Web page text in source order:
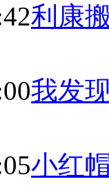
利康
我发
小红